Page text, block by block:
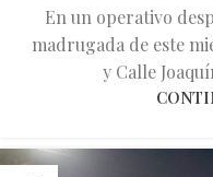
En un operativo
madrugada de este
y Calle